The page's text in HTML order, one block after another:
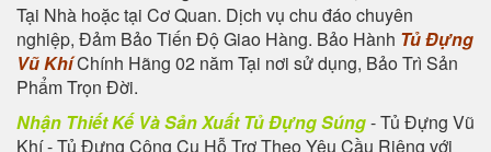
Tại Nhà hoặc tại Cơ Quan. Dịch vụ chu đáo chuyên
nghiệp, Đảm Bảo Tiến Độ Giao Hàng. Bảo Hành Tủ Đựng
Vũ KhíChính Hãng 02 năm Tại nơi sử dụng, Bảo Trì Sản
Phẩm Trọn Đời.
Nhận Thiết Kế Và Sản Xuất Tủ Đựng Súng- Tủ Đựng Vũ
Khí - Tủ Đựng Công Cụ Hỗ Trợ Theo Yêu Cầu Riêng với